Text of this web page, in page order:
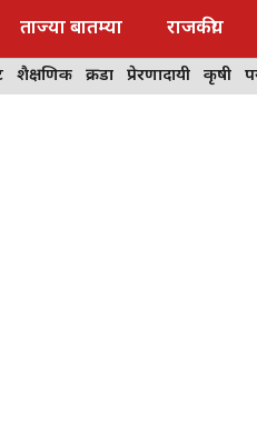
ताज्या बातम्या राजकीय
शैक्षणिक क्रीडा प्रेरणादायी कृषी